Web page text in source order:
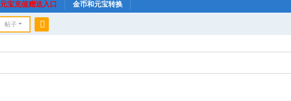
元宝充值赠送入口 金币和元宝转换
帖子
索